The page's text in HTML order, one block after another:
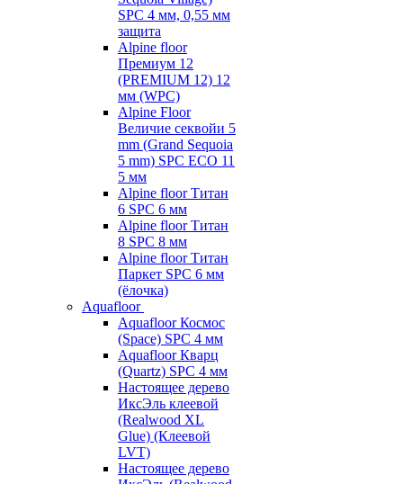
SPC 4 мм, 0,55 мм
защита
Alpine floor
Премиум 12
(PREMIUM 12) 12
мм (WPC)
Alpine Floor
Величие секвойи 5
mm (Grand Sequoia
5 mm) SPC ECO 11
5 мм
Alpine floor Титан
6 SPC 6 мм
Alpine floor Титан
8 SPC 8 мм
Alpine floor Титан
Паркет SPC 6 мм
(ёлочка)
Aquafloor
Aquafloor Космос
(Space) SPC 4 мм
Aquafloor Кварц
(Quartz) SPC 4 мм
Настоящее дерево
ИксЭль клеевой
(Realwood XL
Glue) (Клеевой
LVT)
Настоящее дерево